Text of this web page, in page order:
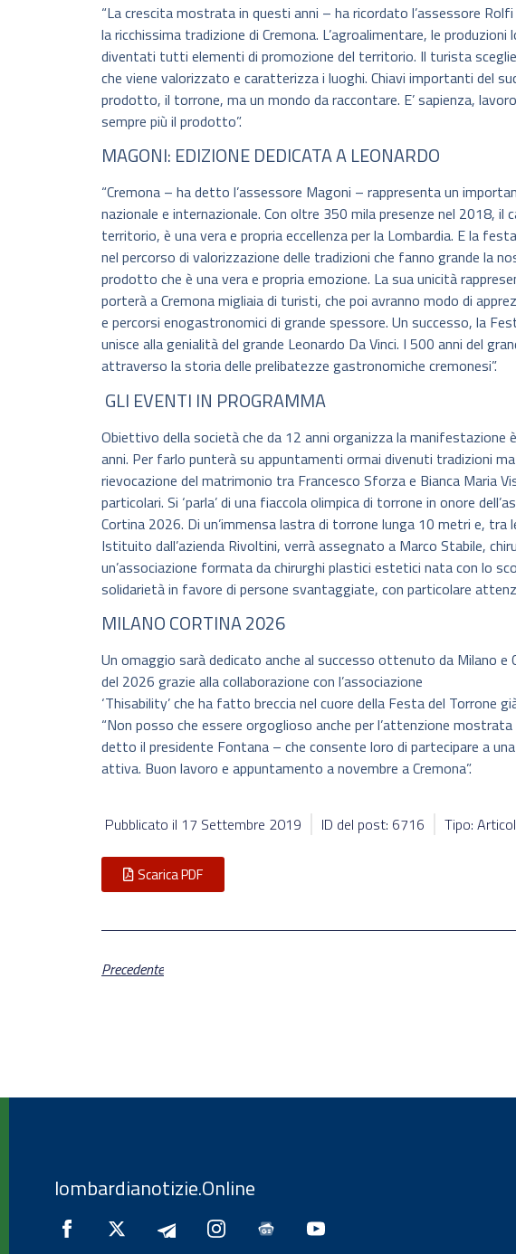
“La crescita mostrata in questi anni – ha ricordato l’assessore
la ricchissima tradizione di Cremona. L’agroalimentare, le
diventati tutti elementi di promozione del territorio. Il turista
che viene valorizzato e caratterizza i luoghi. Chiavi importanti del
prodotto, il torrone, ma un mondo da raccontare. E’ sapienza,
sempre più il prodotto”.
MAGONI: EDIZIONE DEDICATA A LEONARDO
“Cremona – ha detto l’assessore Magoni – rappresenta un
nazionale e internazionale. Con oltre 350 mila presenze nel 2018, il
territorio, è una vera e propria eccellenza per la Lombardia. E la
nel percorso di valorizzazione delle tradizioni che fanno grande la
prodotto che è una vera e propria emozione. La sua unicità
porterà a Cremona migliaia di turisti, che poi avranno modo di
e percorsi enogastronomici di grande spessore. Un successo, la
unisce alla genialità del grande Leonardo Da Vinci. I 500 anni del
attraverso la storia delle prelibatezze gastronomiche cremonesi”.
GLI EVENTI IN PROGRAMMA
Obiettivo della società che da 12 anni organizza la manifestazione
anni. Per farlo punterà su appuntamenti ormai divenuti tradizioni
rievocazione del matrimonio tra Francesco Sforza e Bianca Maria
particolari. Si ‘parla’ di una fiaccola olimpica di torrone in onore
Cortina 2026. Di un’immensa lastra di torrone lunga 10 metri e, tra
Istituito dall’azienda Rivoltini, verrà assegnato a Marco Stabile,
un’associazione formata da chirurghi plastici estetici nata con lo
solidarietà in favore di persone svantaggiate, con particolare
MILANO CORTINA 2026
Un omaggio sarà dedicato anche al successo ottenuto da Milano e
del 2026 grazie alla collaborazione con l’associazione
‘Thisability’ che ha fatto breccia nel cuore della Festa del Torrone
“Non posso che essere orgoglioso anche per l’attenzione
detto il presidente Fontana – che consente loro di partecipare a
attiva. Buon lavoro e appuntamento a novembre a Cremona”.
Pubblicato il 17 Settembre 2019 ID del post: 6716 Tipo:
Scarica PDF
Precedente
lombardianotizie.Online